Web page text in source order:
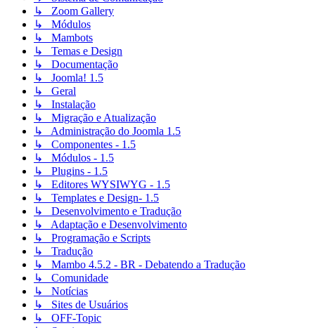
↳ Zoom Gallery
↳ Módulos
↳ Mambots
↳ Temas e Design
↳ Documentação
↳ Joomla! 1.5
↳ Geral
↳ Instalação
↳ Migração e Atualização
↳ Administração do Joomla 1.5
↳ Componentes - 1.5
↳ Módulos - 1.5
↳ Plugins - 1.5
↳ Editores WYSIWYG - 1.5
↳ Templates e Design- 1.5
↳ Desenvolvimento e Tradução
↳ Adaptação e Desenvolvimento
↳ Programação e Scripts
↳ Tradução
↳ Mambo 4.5.2 - BR - Debatendo a Tradução
↳ Comunidade
↳ Notícias
↳ Sites de Usuários
↳ OFF-Topic